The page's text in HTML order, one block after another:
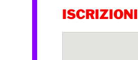
ISCRIZIONI